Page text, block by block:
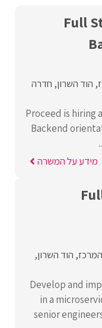
Full
הוד השרון חדרה
Proceed is hiring
Backend
מידע על המשרה
הוד השרון
Develop and
in a
senior